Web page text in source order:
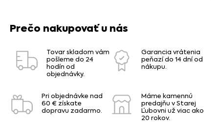
Prečo nakupovať u nás
Tovar skladom vám
pošleme do 24
hodín od
objednávky.
Garancia vrátenia
peňazí do 14 dní od
nákupu.
Pri objednávke nad
60 € získate
dopravu zadarmo.
Máme kamennú
predajňu v Starej
Ľubovni už viac ako
20 rokov.